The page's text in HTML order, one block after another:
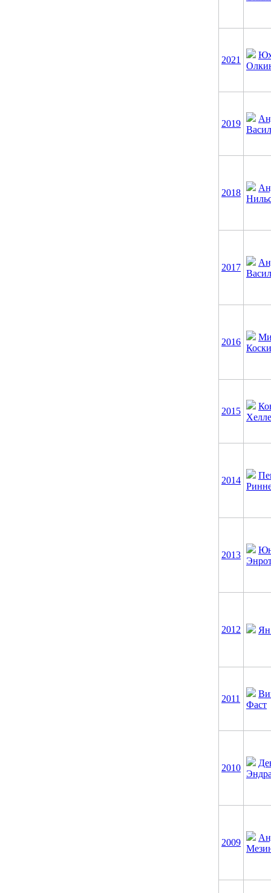
2021
2019
2018
2017
2016
2015
2014
2013
2012
2011
Фаст
2010
2009